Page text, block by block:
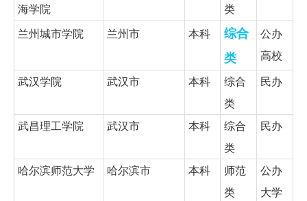
海学院
类
兰州城市学院 兰州市 本科
综合
类
公办
高校
武汉学院
武汉市 本科
综合
类
民办
武昌理工学院 武汉市 本科
综合
类
民办
哈尔滨师范大学 哈尔滨市 本科
师范
类
公办
大学